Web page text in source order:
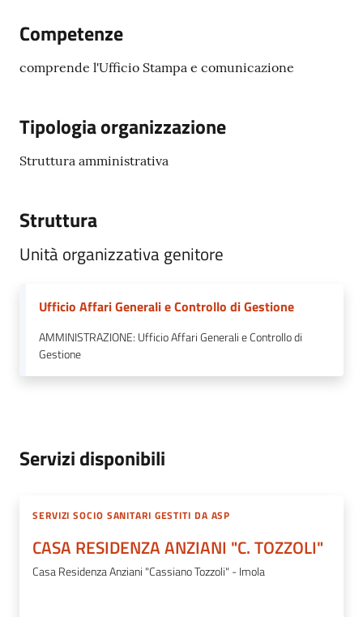
e
dati
utili
Tutti
gli
Competenze
comprende l'Ufficio Stampa e comunicazione
Tipologia organizzazione
Struttura amministrativa
Struttura
Unità organizzativa genitore
Ufficio Affari Generali e Controllo di Gestione
AMMINISTRAZIONE: Ufficio Affari Generali e Controllo di
Gestione
Servizi disponibili
SERVIZI SOCIO SANITARI GESTITI DA ASP
CASA RESIDENZA ANZIANI "C. TOZZOLI"
Casa Residenza Anziani "Cassiano Tozzoli" - Imola